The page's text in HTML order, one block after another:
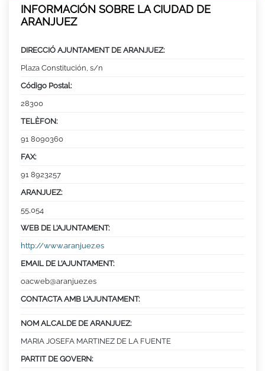
INFORMACIÓN SOBRE LA CIUDAD DE
ARANJUEZ
DIRECCIÓ AJUNTAMENT DE ARANJUEZ:
Plaza Constitución, s/n
Código Postal:
28300
TELÈFON:
91 8090360
FAX:
91 8923257
ARANJUEZ:
55,054
WEB DE L’AJUNTAMENT:
http://www.aranjuez.es
EMAIL DE L’AJUNTAMENT:
oacweb@aranjuez.es
CONTACTA AMB L’AJUNTAMENT:
NOM ALCALDE DE ARANJUEZ:
MARIA JOSEFA MARTINEZ DE LA FUENTE
PARTIT DE GOVERN: